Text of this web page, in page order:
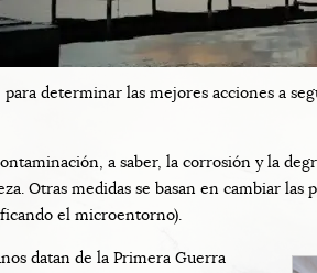
determinar las mejores acciones a
a saber, la corrosión y la
Otras medidas se basan en cambiar las
el microentorno).
datan de la Primera Guerra